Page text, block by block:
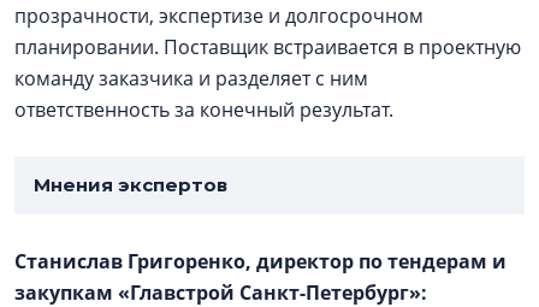
прозрачности, экспертизе и долгосрочном
планировании. Поставщик встраивается в проектную
команду заказчика и разделяет с ним
ответственность за конечный результат.
Мнения экспертов
Станислав Григоренко, директор по тендерам и
закупкам «Главстрой Санкт-Петербург»: